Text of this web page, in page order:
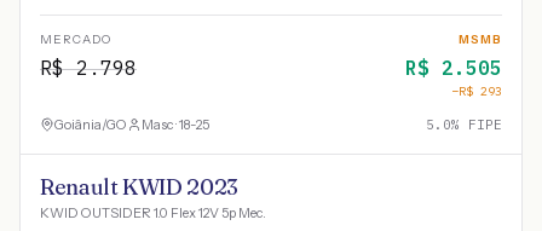
MERCADO
R$2.798
MSMB
R$ 2.505
−R$ 293
Goiânia/GO Masc · 18-25 5.0% FIPE
Renault KWID 2023
KWID OUTSIDER 1.0 Flex 12V 5p Mec.